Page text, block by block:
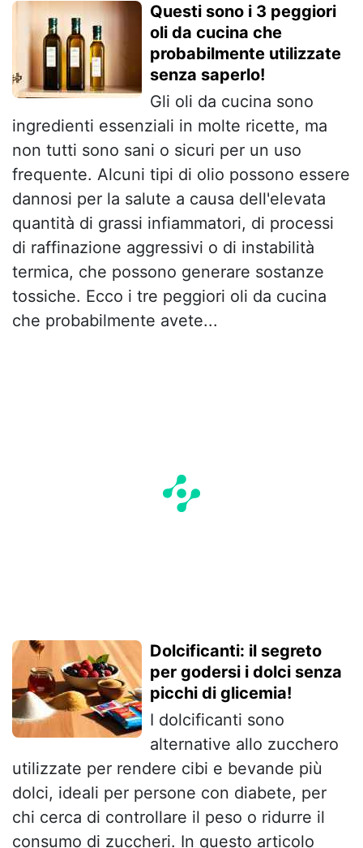
Questi sono i 3 peggiori
oli da cucina che
probabilmente utilizzate
senza saperlo!
Gli oli da cucina sono
ingredienti essenziali in molte ricette, ma
non tutti sono sani o sicuri per un uso
frequente. Alcuni tipi di olio possono essere
dannosi per la salute a causa dell'elevata
quantità di grassi infiammatori, di processi
di raffinazione aggressivi o di instabilità
termica, che possono generare sostanze
tossiche. Ecco i tre peggiori oli da cucina
che probabilmente avete...
Dolcificanti: il segreto
per godersi i dolci senza
picchi di glicemia!
I dolcificanti sono
alternative allo zucchero
utilizzate per rendere cibi e bevande più
dolci, ideali per persone con diabete, per
chi cerca di controllare il peso o ridurre il
consumo di zuccheri. In questo articolo